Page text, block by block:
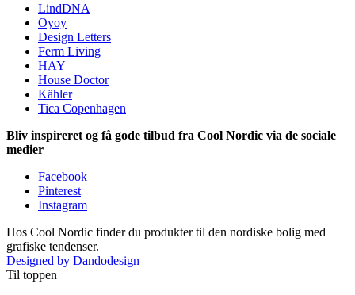
LindDNA
Oyoy
Design Letters
Ferm Living
HAY
House Doctor
Kähler
Tica Copenhagen
Bliv inspireret og få gode tilbud fra Cool Nordic via de sociale
medier
Facebook
Pinterest
Instagram
Hos Cool Nordic finder du produkter til den nordiske bolig med
grafiske tendenser.
Designed by Dandodesign
Til toppen